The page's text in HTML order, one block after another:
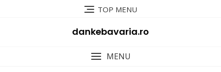
TOP MENU
dankebavaria.ro
MENU